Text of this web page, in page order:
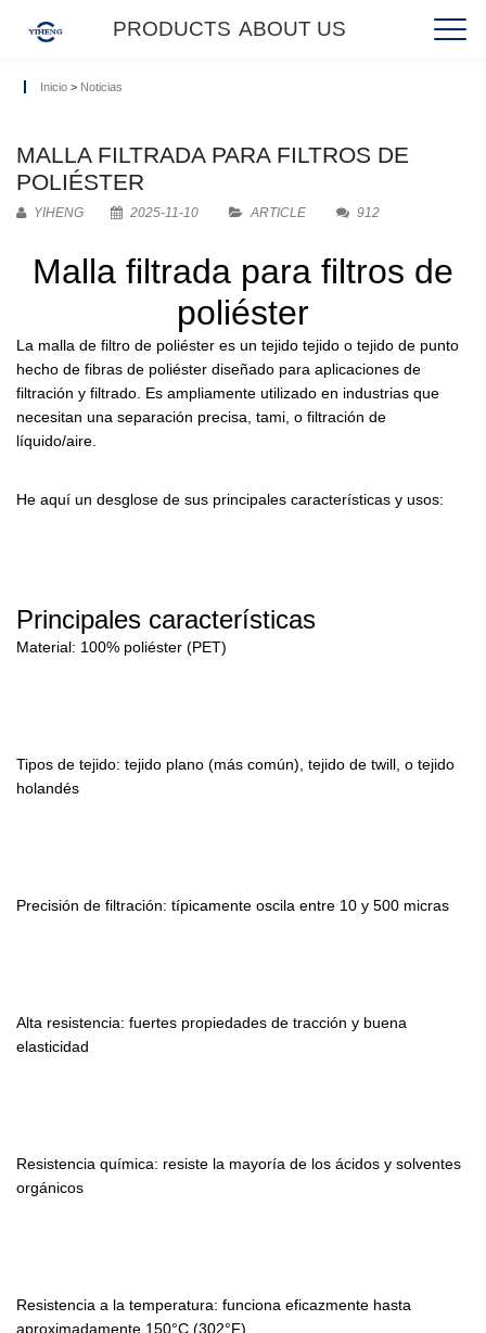
PRODUCTS ABOUT US
Inicio> Noticias
MALLA FILTRADA PARA FILTROS DE
POLIÉSTER
YIHENG 2025-11-10 ARTICLE 912
Malla filtrada para filtros de
poliéster
La malla de filtro de poliéster es un tejido tejido o tejido de punto
hecho de fibras de poliéster diseñado para aplicaciones de
filtración y filtrado. Es ampliamente utilizado en industrias que
necesitan una separación precisa, tami, o filtración de
líquido/aire.
He aquí un desglose de sus principales características y usos:
Principales características
Material: 100% poliéster (PET)
Tipos de tejido: tejido plano (más común), tejido de twill, o tejido
holandés
Precisión de filtración: típicamente oscila entre 10 y 500 micras
Alta resistencia: fuertes propiedades de tracción y buena
elasticidad
Resistencia química: resiste la mayoría de los ácidos y solventes
orgánicos
Resistencia a la temperatura: funciona eficazmente hasta
aproximadamente 150°C (302°F)